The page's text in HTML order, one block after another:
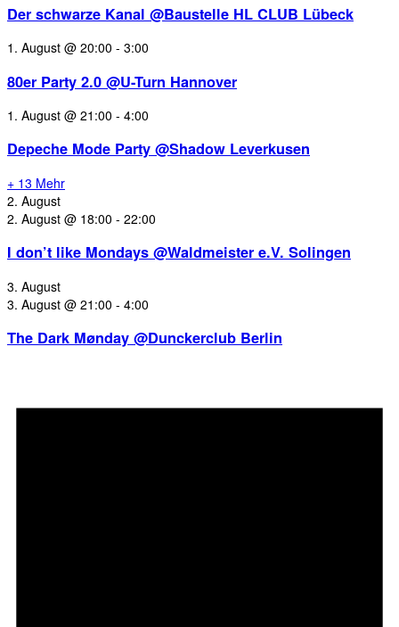
Der schwarze Kanal @Baustelle HL CLUB Lübeck
1. August @ 20:00 - 3:00
80er Party 2.0 @U-Turn Hannover
1. August @ 21:00 - 4:00
Depeche Mode Party @Shadow Leverkusen
+ 13 Mehr
2. August
2. August @ 18:00 - 22:00
I don’t like Mondays @Waldmeister e.V. Solingen
3. August
3. August @ 21:00 - 4:00
The Dark Mønday @Dunckerclub Berlin